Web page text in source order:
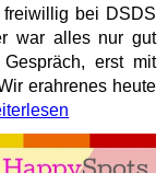
freiwillig bei DSDS
war alles nur gut
erst mit
erahrenes heute